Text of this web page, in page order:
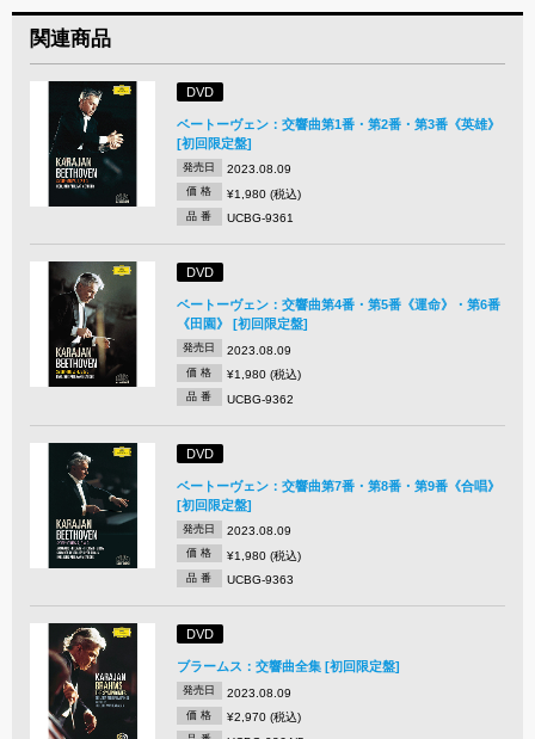
関連商品
DVD
ベートーヴェン：交響曲第1番・第2番・第3番《英雄》
[初回限定盤]
発売日 2023.08.09
価 格 ¥1,980 (税込)
品 番 UCBG-9361
DVD
ベートーヴェン：交響曲第4番・第5番《運命》・第6番
《田園》 [初回限定盤]
発売日 2023.08.09
価 格 ¥1,980 (税込)
品 番 UCBG-9362
DVD
ベートーヴェン：交響曲第7番・第8番・第9番《合唱》
[初回限定盤]
発売日 2023.08.09
価 格 ¥1,980 (税込)
品 番 UCBG-9363
DVD
ブラームス：交響曲全集 [初回限定盤]
発売日 2023.08.09
価 格 ¥2,970 (税込)